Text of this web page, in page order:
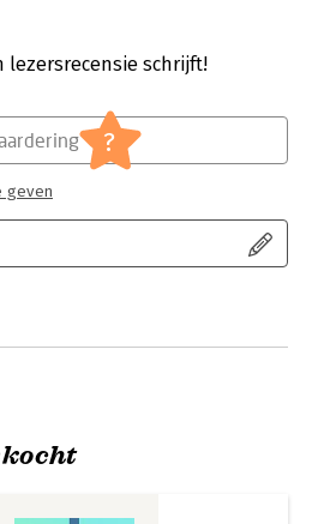
diensten.
profit
lezersrecensie schrijft!
?
geven